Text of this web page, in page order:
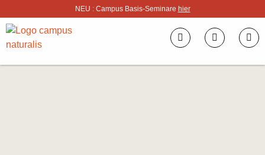
NEU : Campus Basis-Seminare hier